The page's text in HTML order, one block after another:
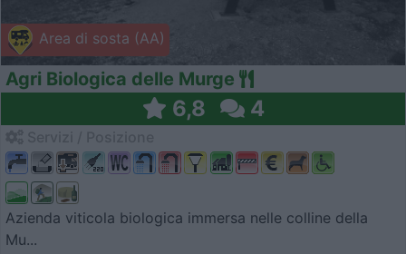
Area di sosta (AA)
Agri Biologica delle Murge
6,8 4
Azienda viticola biologica immersa nelle colline della
Mu...